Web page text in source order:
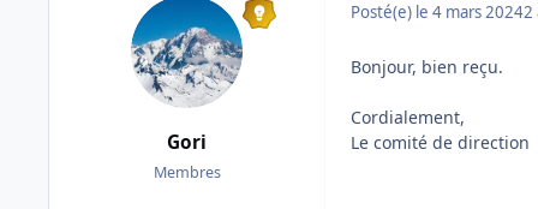
Gori
Membres
Posté(e) le 4 mars 20242
Bonjour, bien reçu.
Cordialement,
Le comité de direction